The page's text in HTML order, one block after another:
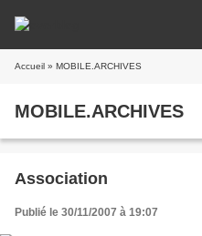
Accueil » MOBILE.ARCHIVES
MOBILE.ARCHIVES
Association
Publié le 30/11/2007 à 19:07